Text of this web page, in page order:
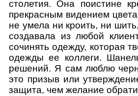
столетия. Она поистине
прекрасным видением
не умела ни кроить, ни
создавала из любой
сочинять одежду, которая
одежды ее коллеги.
решений. Я сам люблю
это призыв или
защита, чем желание